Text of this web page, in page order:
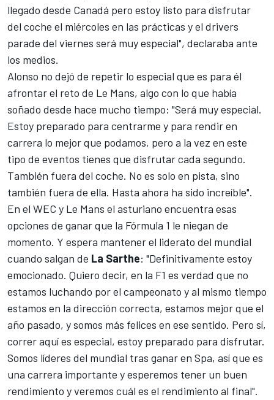
llegado desde Canadá pero estoy listo para disfrutar
del coche el miércoles en las prácticas y el drivers
parade del viernes será muy especial", declaraba ante
los medios.
Alonso no dejó de repetir lo especial que es para él
afrontar el reto de Le Mans, algo con lo que había
soñado desde hace mucho tiempo: "Será muy especial.
Estoy preparado para centrarme y para rendir en
carrera lo mejor que podamos, pero a la vez en este
tipo de eventos tienes que disfrutar cada segundo.
También fuera del coche. No es solo en pista, sino
también fuera de ella. Hasta ahora ha sido increíble".
En el WEC y Le Mans el asturiano encuentra esas
opciones de ganar que la Fórmula 1 le niegan de
momento. Y espera mantener el liderato del mundial
cuando salgan de La Sarthe: "Definitivamente estoy
emocionado. Quiero decir, en la F1 es verdad que no
estamos luchando por el campeonato y al mismo tiempo
estamos en la dirección correcta, estamos mejor que el
año pasado, y somos más felices en ese sentido. Pero sí,
correr aquí es especial, estoy preparado para disfrutar.
Somos líderes del mundial tras ganar en Spa, así que es
una carrera importante y esperemos tener un buen
rendimiento y veremos cuál es el rendimiento al final".